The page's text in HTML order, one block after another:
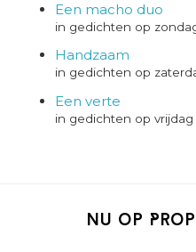
Een macho duo
in gedichten op
Handzaam
in gedichten op
Een verte
in gedichten op
Nu op